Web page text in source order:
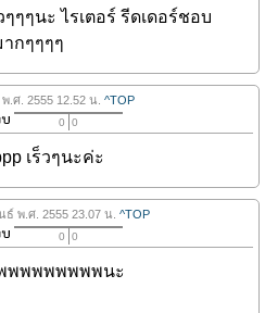
ๆๆๆนะ ไรเตอร์ รีดเดอร์ชอบ
กๆๆๆๆ
.ศ. 2555 12.52 น. ^TOP
0 0
เร็วๆนะค่ะ
ธ์ พ.ศ. 2555 23.07 น. ^TOP
0 0
พพพพพพพพนะ